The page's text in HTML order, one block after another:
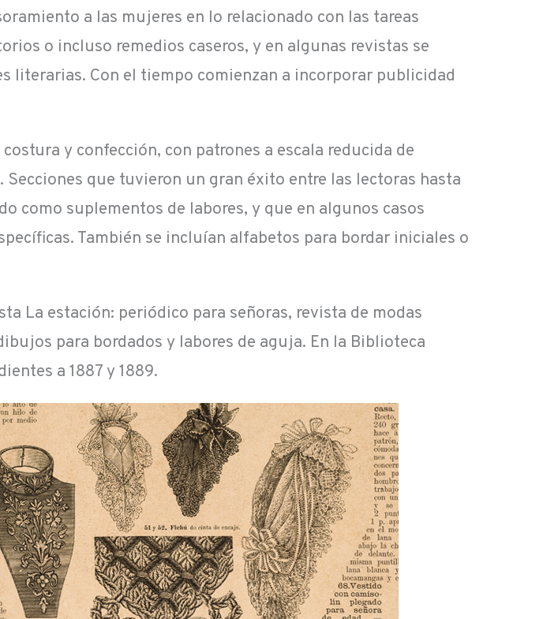
a las mujeres en lo relacionado con las tareas
o incluso remedios caseros, y en algunas revistas se
literarias. Con el tiempo comienzan a incorporar publicidad
y confección, con patrones a escala reducida de
que tuvieron un gran éxito entre las lectoras hasta
como suplementos de labores, y que en algunos casos
También se incluían alfabetos para bordar iniciales o
La estación: periódico para señoras, revista de modas
para bordados y labores de aguja. En la Biblioteca
a 1887 y 1889.